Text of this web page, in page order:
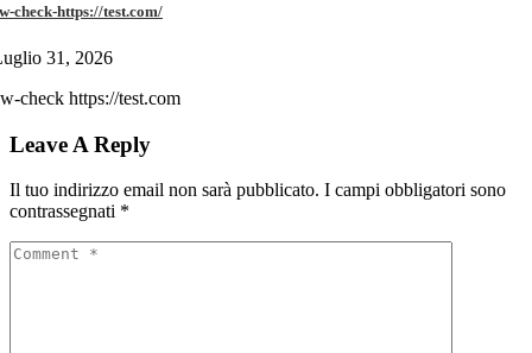
check-https://test.com/
31, 2026
check https://test.com
Leave A Reply
Il tuo indirizzo email non sarà pubblicato. I campi obbligatori sono
contrassegnati *